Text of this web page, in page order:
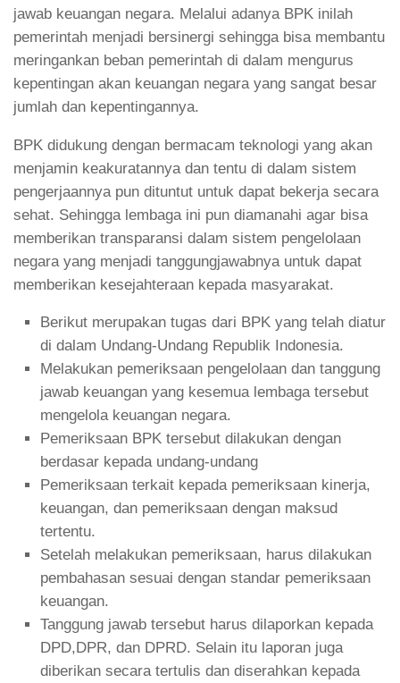
jawab keuangan negara. Melalui adanya BPK inilah
pemerintah menjadi bersinergi sehingga bisa membantu
meringankan beban pemerintah di dalam mengurus
kepentingan akan keuangan negara yang sangat besar
jumlah dan kepentingannya.
BPK didukung dengan bermacam teknologi yang akan
menjamin keakuratannya dan tentu di dalam sistem
pengerjaannya pun dituntut untuk dapat bekerja secara
sehat. Sehingga lembaga ini pun diamanahi agar bisa
memberikan transparansi dalam sistem pengelolaan
negara yang menjadi tanggungjawabnya untuk dapat
memberikan kesejahteraan kepada masyarakat.
Berikut merupakan tugas dari BPK yang telah diatur
di dalam Undang-Undang Republik Indonesia.
Melakukan pemeriksaan pengelolaan dan tanggung
jawab keuangan yang kesemua lembaga tersebut
mengelola keuangan negara.
Pemeriksaan BPK tersebut dilakukan dengan
berdasar kepada undang-undang
Pemeriksaan terkait kepada pemeriksaan kinerja,
keuangan, dan pemeriksaan dengan maksud
tertentu.
Setelah melakukan pemeriksaan, harus dilakukan
pembahasan sesuai dengan standar pemeriksaan
keuangan.
Tanggung jawab tersebut harus dilaporkan kepada
DPD,DPR, dan DPRD. Selain itu laporan juga
diberikan secara tertulis dan diserahkan kepada